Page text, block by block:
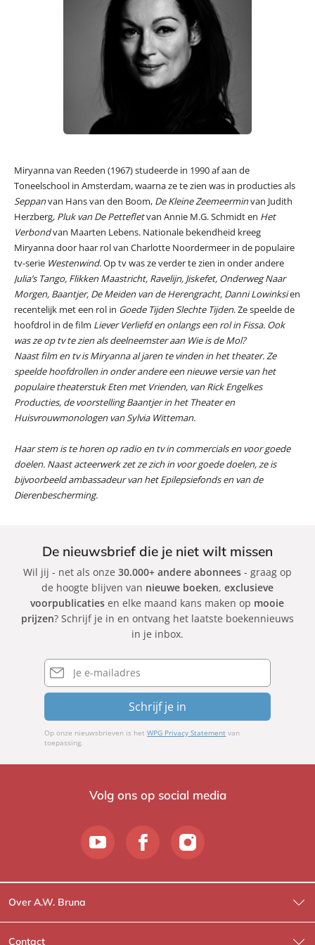
Miryanna van Reeden (1967) studeerde in 1990 af aan de
Toneelschool in Amsterdam, waarna ze te zien was in producties als
Seppanvan Hans van den Boom, De Kleine Zeemeerminvan Judith
Herzberg, Pluk van De Pettefletvan Annie M.G. Schmidt en Het
Verbondvan Maarten Lebens. Nationale bekendheid kreeg
Miryanna door haar rol van Charlotte Noordermeer in de populaire
tv-serie Westenwind. Op tv was ze verder te zien in onder andere
Julia’s Tango, Flikken Maastricht, Ravelijn, Jiskefet, Onderweg Naar
Morgen, Baantjer, De Meiden van de Herengracht, Danni Lowinksien
recentelijk met een rol in Goede Tijden Slechte Tijden. Ze speelde de
hoofdrol in de film Liever Verliefden onlangs een rol inFissa. Ook
was ze op tv te zien als deelneemster aan Wie is de Mol?
Naast film en tv is Miryanna al jaren te vinden in het theater. Ze
speelde hoofdrollen in onder andere een nieuwe versie van het
populaire theaterstukEten met Vrienden, van Rick Engelkes
Producties, de voorstellingBaantjer in het Theateren
Huisvrouwmonologenvan Sylvia Witteman.
Haar stem is te horen op radio en tv in commercials en voor goede
doelen. Naast acteerwerk zet ze zich in voor goede doelen, ze is
bijvoorbeeld ambassadeur van het Epilepsiefonds en van de
Dierenbescherming.
De nieuwsbrief die je niet wilt missen
Wil jij - net als onze 30.000+ andere abonnees- graag op
de hoogte blijven van nieuwe boeken, exclusieve
voorpublicaties en elke maand kans maken op mooie
prijzen? Schrijf je in en ontvang het laatste boekennieuws
in je inbox.
E-
mailadres
Schrijf je in
Op onze nieuwsbrieven is hetWPG Privacy Statement van
toepassing.
Volg ons op social media
Over A.W. Bruna
Wat wij doen
Contact